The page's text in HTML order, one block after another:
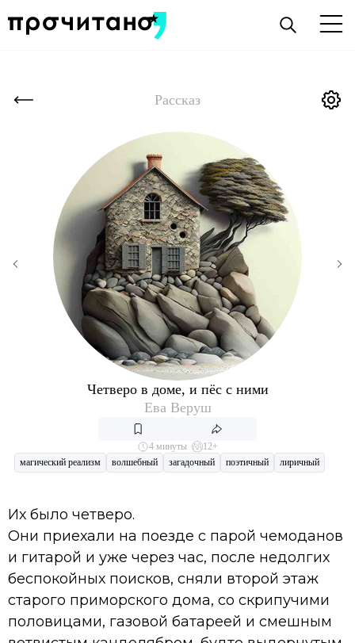
Рассказ
Четверо в доме, и пёс с ними
Ева Веруш
4 минуты
12+
магический реализм
волшебный загадочный поэтичный лиричный
Их было четверо.
Они приехали на поезде с парой чемоданов
и гитарой и уже через час, после недолгих
беспокойных поисков, сняли второй этаж
старого приморского дома, со скрипучими
половицами, газовой батареей и смешным